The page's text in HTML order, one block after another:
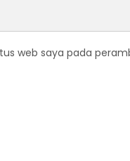
web saya pada